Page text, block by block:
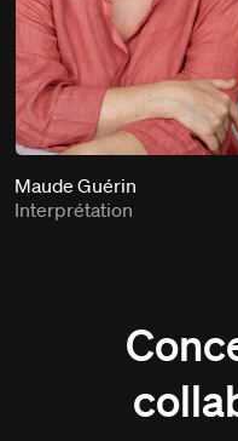
Maude Guérin
Interprétation